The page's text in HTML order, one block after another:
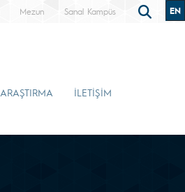
Mezun Sanal Kampüs EN
ARAŞTIRMA İLETİŞİM